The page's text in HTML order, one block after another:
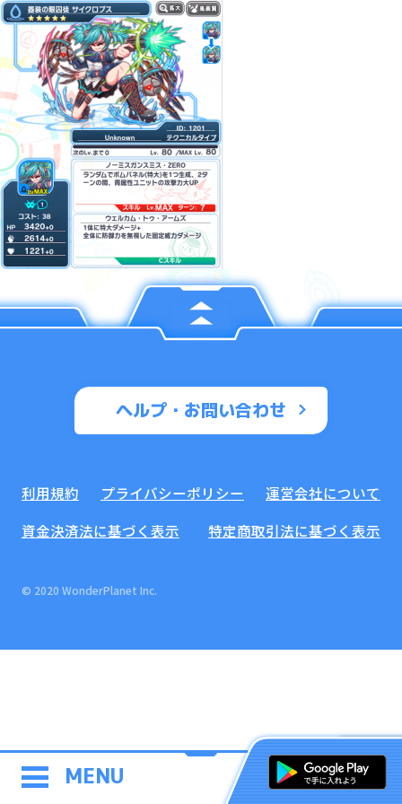
MENU
ヘルプ・お問い合わせ
利用規約 プライバシーポリシー
運営会社について
資金決済法に基づく表示
特定商取引法に基づく表示
© 2020 WonderPlanet Inc.